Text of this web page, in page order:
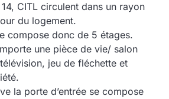
CITL circulent dans un rayon
du logement.
compose donc de 5 étages.
une pièce de vie/ salon
jeu de fléchette et
la porte d’entrée se compose